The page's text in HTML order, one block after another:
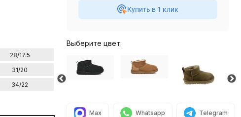
28/17.5
31/20
34/22
Купить в 1 клик
Выберите цвет:
Max Whatsapp Telegram